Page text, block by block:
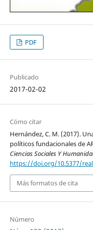
PDF
Publicado
2017-02-02
Cómo citar
Hernández, C. M. (2017).
políticos fundacionales de
Ciencias Sociales Y
https://doi.org/10.5377/
Más formatos de cita
Número